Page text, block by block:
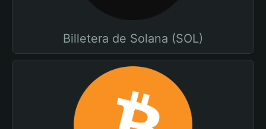
Billetera de Solana (SOL)